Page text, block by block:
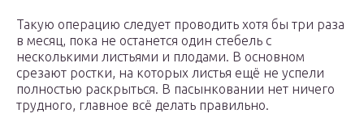
Такую операцию следует проводить хотя бы три раза
в месяц, пока не останется один стебель с
несколькими листьями и плодами. В основном
срезают ростки, на которых листья ещё не успели
полностью раскрыться. В пасынковании нет ничего
трудного, главное всё делать правильно.